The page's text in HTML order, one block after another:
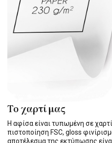
Το χαρτί μας
Η αφίσα είναι τυπωμένη σε
πιστοποίηση FSC, gloss
αποτέλεσμα της εκτύπωσης